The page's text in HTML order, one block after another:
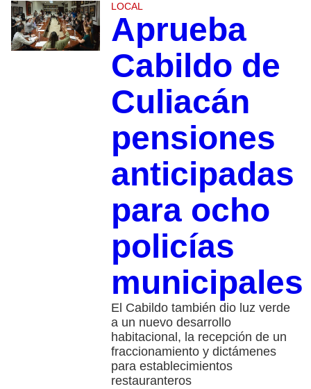
LOCAL
Aprueba
Cabildo de
Culiacán
pensiones
anticipadas
para ocho
policías
municipales
El Cabildo también dio luz verde
a un nuevo desarrollo
habitacional, la recepción de un
fraccionamiento y dictámenes
para establecimientos
restauranteros